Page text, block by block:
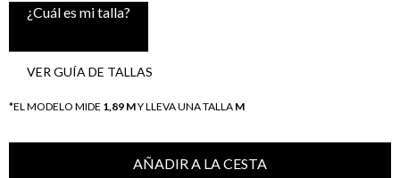
¿Cuál es mi talla?
VER GUÍA DE TALLAS
*EL MODELO MIDE 1,89 MY LLEVA UNA TALLA M
AÑADIR A LA CESTA